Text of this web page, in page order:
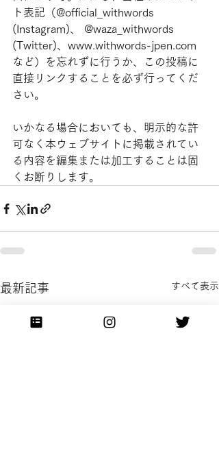
ト表記（@official_withwords
(Instagram)、 @waza_withwords
(Twitter)、www.withwords-jpen.com
など）を忘れずに行うか、この投稿に
直接リンクすることを必ず行ってくだ
さい。
いかなる場合においても、明示的な許
可なく本ウェブサイトに掲載されてい
る内容を編集または加工することは固
くお断りします。
最新記事 すべて表示